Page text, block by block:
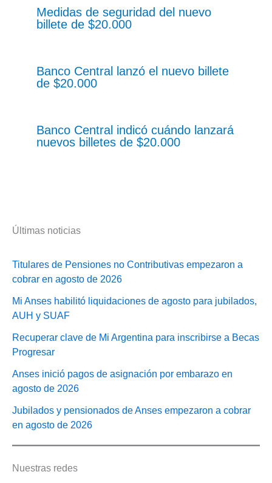
Medidas de seguridad del nuevo
billete de $20.000
Banco Central lanzó el nuevo billete
de $20.000
Banco Central indicó cuándo lanzará
nuevos billetes de $20.000
Últimas noticias
Titulares de Pensiones no Contributivas empezaron a
cobrar en agosto de 2026
Mi Anses habilitó liquidaciones de agosto para jubilados,
AUH y SUAF
Recuperar clave de Mi Argentina para inscribirse a Becas
Progresar
Anses inició pagos de asignación por embarazo en
agosto de 2026
Jubilados y pensionados de Anses empezaron a cobrar
en agosto de 2026
Nuestras redes